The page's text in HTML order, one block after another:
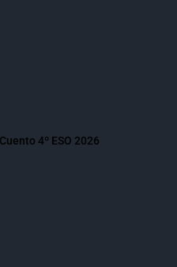
4º ESO 2026